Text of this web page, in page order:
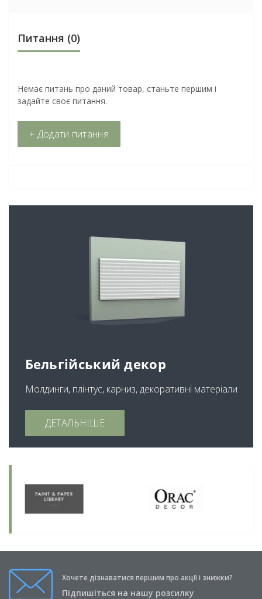
Питання (0)
Немає питань про даний товар, станьте першим і
задайте своє питання.
+ Додати питання
Бельгійський декор
Молдинги, плінтус, карниз, декоративні матеріали
ДЕТАЛЬНІШЕ
Хочете дізнаватися першим про акції і знижки?
Підпишіться на нашу розсилку